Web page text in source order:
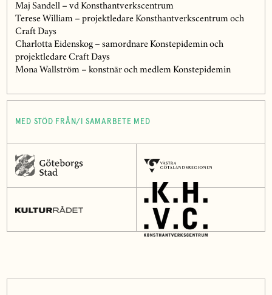
Maj Sandell – vd Konsthantverkscentrum
Terese William – projektledare Konsthantverkscentrum och
Craft Days
Charlotta Eidenskog – samordnare Konstepidemin och
projektledare Craft Days
Mona Wallström – konstnär och medlem Konstepidemin
MED STÖD FRÅN/I SAMARBETE MED